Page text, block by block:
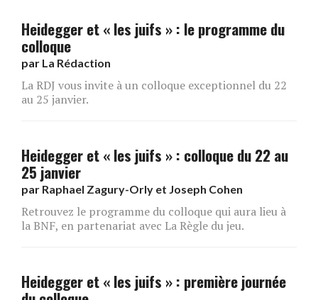
Heidegger et « les juifs » : le programme du
colloque
par La Rédaction
La RDJ vous invite à un colloque exceptionnel du 22
au 25 janvier.
Heidegger et « les juifs » : colloque du 22 au
25 janvier
par Raphael Zagury-Orly et Joseph Cohen
Retrouvez le programme du colloque qui aura lieu à
la BNF, en partenariat avec La Règle du jeu.
Heidegger et « les juifs » : première journée